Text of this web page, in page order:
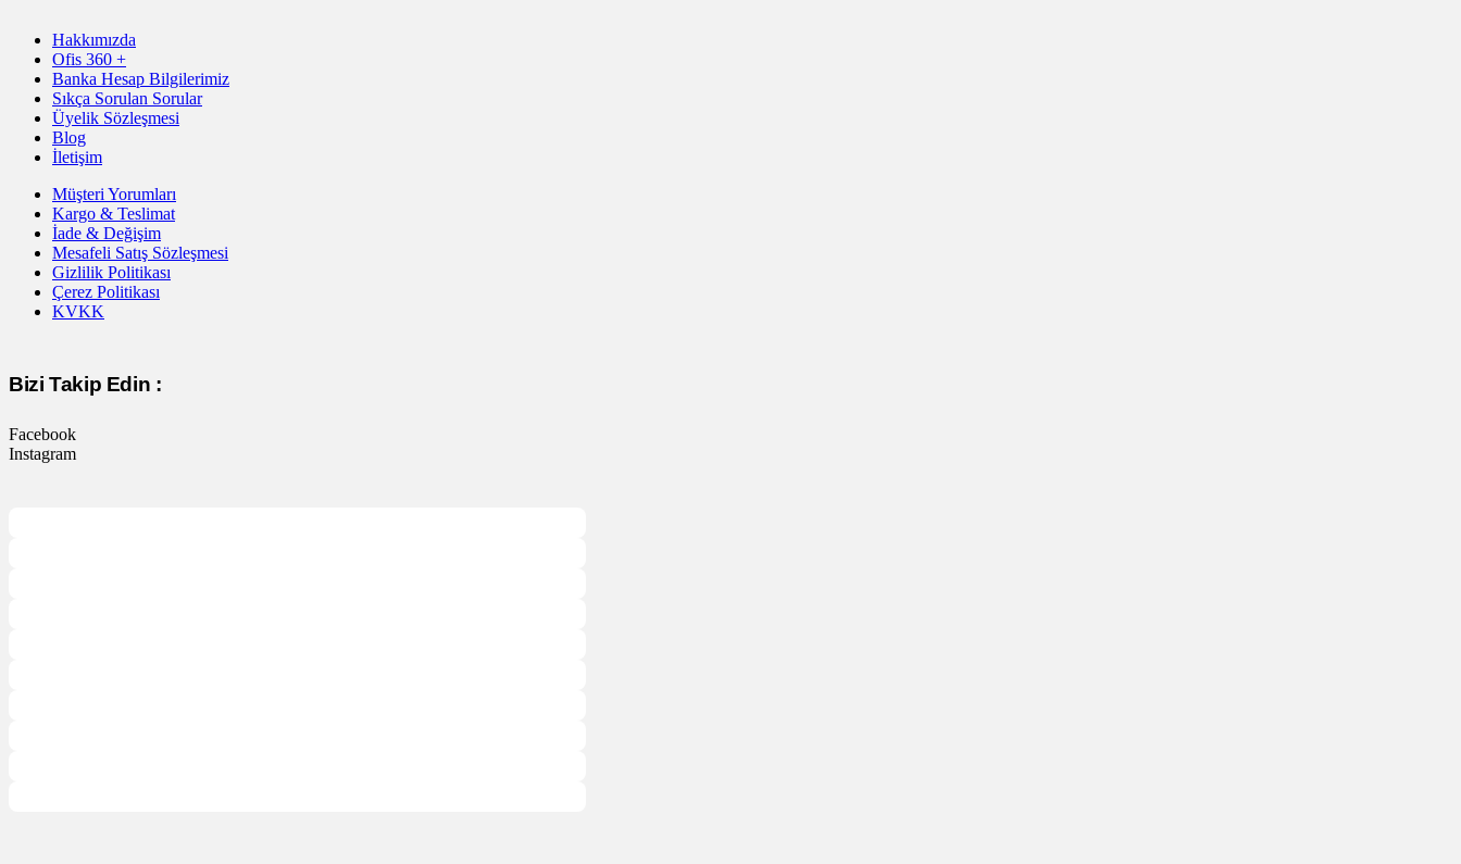
Hakkımızda
Ofis 360 +
Banka Hesap Bilgilerimiz
Sıkça Sorulan Sorular
Üyelik Sözleşmesi
Blog
İletişim
Müşteri Yorumları
Kargo & Teslimat
İade & Değişim
Mesafeli Satış Sözleşmesi
Gizlilik Politikası
Çerez Politikası
KVKK
Bizi Takip Edin :
Facebook
Instagram